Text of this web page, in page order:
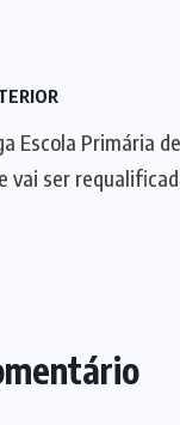
Escola Primária
vai ser